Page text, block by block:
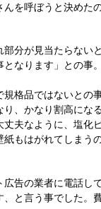
を呼ぼうと決めたの
分が見当たらない
なります」との
格品ではないとの
、かなり割高にな
夫なように、塩
もはがれてしま
告の業者に電話し
と言う事でした。